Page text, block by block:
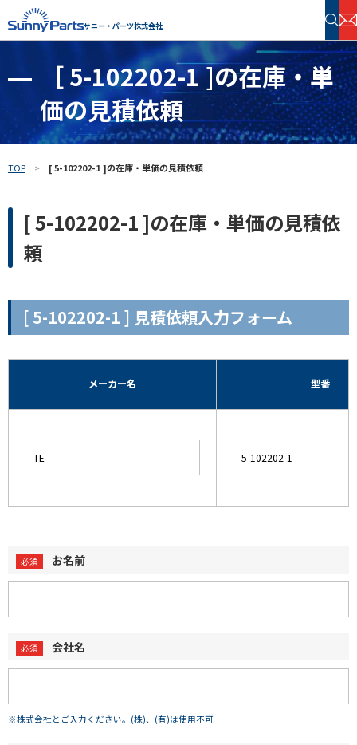
サニー・パーツ株式会社
半導体・電子部品 在庫検索
フリーワードで探す
［ 5-102202-1 ]の在庫・単
価の見積依頼
TOP [ 5-102202-1 ]の在庫・単価の見積依頼
[ 5-102202-1 ]の在庫・単価の見積依
頼
[ 5-102202-1 ] 見積依頼入力フォーム
メーカー名 型番
お名前
会社名
※株式会社とご入力ください。(株)、(有)は使用不可